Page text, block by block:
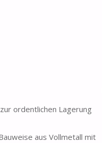
ordentlichen Lagerung
aus Vollmetall mit